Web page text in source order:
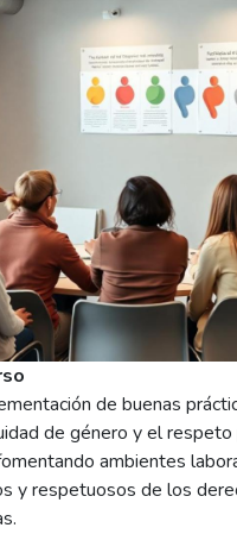
de buenas
de género y el respeto
ambientes
y respetuosos de los